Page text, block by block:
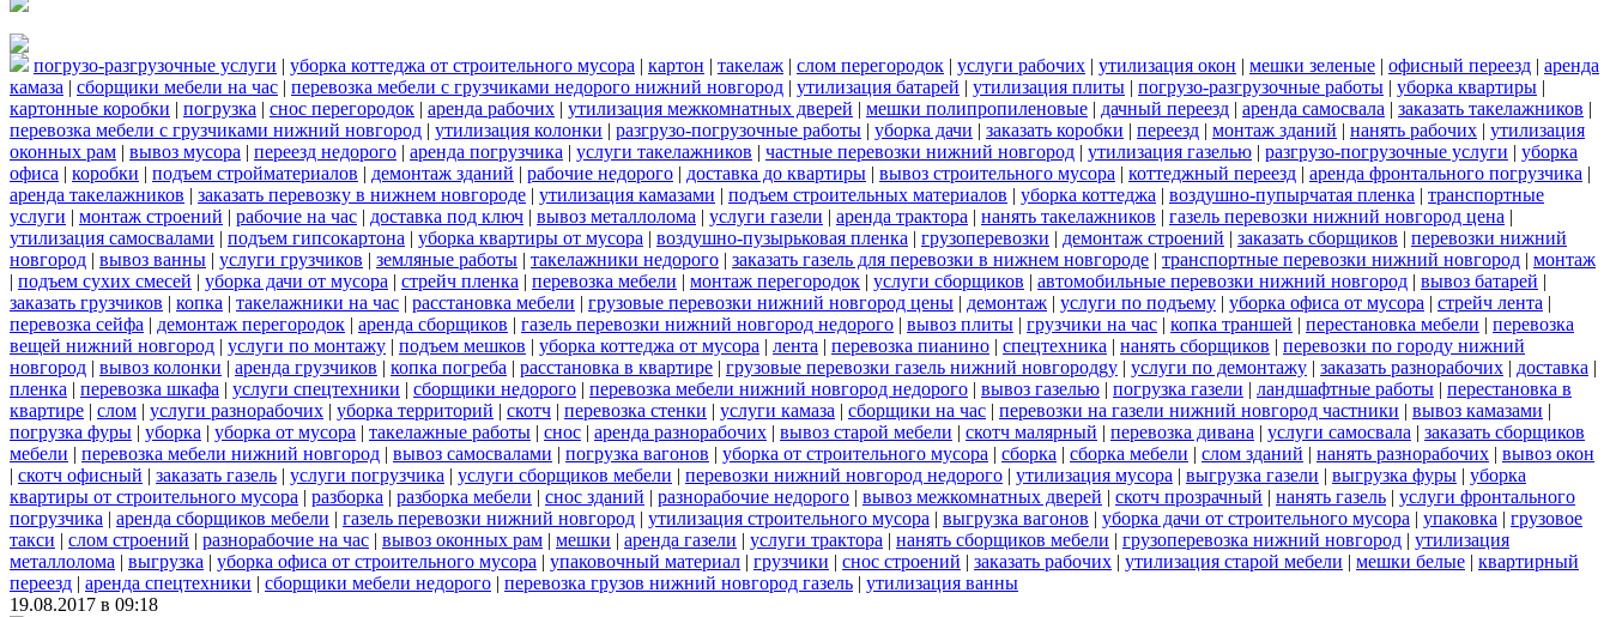
погрузо-разгрузочные услуги | уборка коттеджа от строительного мусора | картон | такелаж | слом перегородок | услуги рабочих | утилизация окон | мешки зеленые | офисный переезд | аренда
камаза | сборщики мебели на час | перевозка мебели с грузчиками недорого нижний новгород | утилизация батарей | утилизация плиты | погрузо-разгрузочные работы | уборка квартиры |
картонные коробки | погрузка | снос перегородок | аренда рабочих | утилизация межкомнатных дверей | мешки полипропиленовые | дачный переезд | аренда самосвала | заказать такелажников |
перевозка мебели с грузчиками нижний новгород | утилизация колонки | разгрузо-погрузочные работы | уборка дачи | заказать коробки | переезд | монтаж зданий | нанять рабочих | утилизация
оконных рам | вывоз мусора | переезд недорого | аренда погрузчика | услуги такелажников | частные перевозки нижний новгород | утилизация газелью | разгрузо-погрузочные услуги | уборка
офиса | коробки | подъем стройматериалов | демонтаж зданий | рабочие недорого | доставка до квартиры | вывоз строительного мусора | коттеджный переезд | аренда фронтального погрузчика |
аренда такелажников | заказать перевозку в нижнем новгороде | утилизация камазами | подъем строительных материалов | уборка коттеджа | воздушно-пупырчатая пленка | транспортные
услуги | монтаж строений | рабочие на час | доставка под ключ | вывоз металлолома | услуги газели | аренда трактора | нанять такелажников | газель перевозки нижний новгород цена |
утилизация самосвалами | подъем гипсокартона | уборка квартиры от мусора | воздушно-пузырьковая пленка | грузоперевозки | демонтаж строений | заказать сборщиков | перевозки нижний
новгород | вывоз ванны | услуги грузчиков | земляные работы | такелажники недорого | заказать газель для перевозки в нижнем новгороде | транспортные перевозки нижний новгород | монтаж
| подъем сухих смесей | уборка дачи от мусора | стрейч пленка | перевозка мебели | монтаж перегородок | услуги сборщиков | автомобильные перевозки нижний новгород | вывоз батарей |
заказать грузчиков | копка | такелажники на час | расстановка мебели | грузовые перевозки нижний новгород цены | демонтаж | услуги по подъему | уборка офиса от мусора | стрейч лента |
перевозка сейфа | демонтаж перегородок | аренда сборщиков | газель перевозки нижний новгород недорого | вывоз плиты | грузчики на час | копка траншей | перестановка мебели | перевозка
вещей нижний новгород | услуги по монтажу | подъем мешков | уборка коттеджа от мусора | лента | перевозка пианино | спецтехника | нанять сборщиков | перевозки по городу нижний
новгород | вывоз колонки | аренда грузчиков | копка погреба | расстановка в квартире | грузовые перевозки газель нижний новгородgy | услуги по демонтажу | заказать разнорабочих | доставка |
пленка | перевозка шкафа | услуги спецтехники | сборщики недорого | перевозка мебели нижний новгород недорого | вывоз газелью | погрузка газели | ландшафтные работы | перестановка в
квартире | слом | услуги разнорабочих | уборка территорий | скотч | перевозка стенки | услуги камаза | сборщики на час | перевозки на газели нижний новгород частники | вывоз камазами |
погрузка фуры | уборка | уборка от мусора | такелажные работы | снос | аренда разнорабочих | вывоз старой мебели | скотч малярный | перевозка дивана | услуги самосвала | заказать сборщиков
мебели | перевозка мебели нижний новгород | вывоз самосвалами | погрузка вагонов | уборка от строительного мусора | сборка | сборка мебели | слом зданий | нанять разнорабочих | вывоз окон
| скотч офисный | заказать газель | услуги погрузчика | услуги сборщиков мебели | перевозки нижний новгород недорого | утилизация мусора | выгрузка газели | выгрузка фуры | уборка
квартиры от строительного мусора | разборка | разборка мебели | снос зданий | разнорабочие недорого | вывоз межкомнатных дверей | скотч прозрачный | нанять газель | услуги фронтального
погрузчика | аренда сборщиков мебели | газель перевозки нижний новгород | утилизация строительного мусора | выгрузка вагонов | уборка дачи от строительного мусора | упаковка | грузовое
такси | слом строений | разнорабочие на час | вывоз оконных рам | мешки | аренда газели | услуги трактора | нанять сборщиков мебели | грузоперевозка нижний новгород | утилизация
металлолома | выгрузка | уборка офиса от строительного мусора | упаковочный материал | грузчики | снос строений | заказать рабочих | утилизация старой мебели | мешки белые | квартирный
переезд | аренда спецтехники | сборщики мебели недорого | перевозка грузов нижний новгород газель | утилизация ванны
19.08.2017 в 09:18